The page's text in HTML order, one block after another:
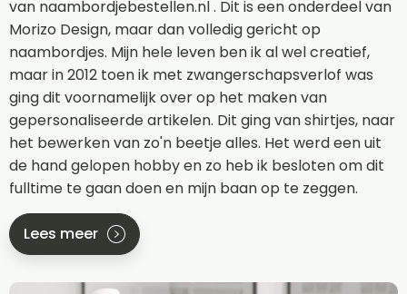
van naambordjebestellen.nl . Dit is een onderdeel van
Morizo Design, maar dan volledig gericht op
naambordjes. Mijn hele leven ben ik al wel creatief,
maar in 2012 toen ik met zwangerschapsverlof was
ging dit voornamelijk over op het maken van
gepersonaliseerde artikelen. Dit ging van shirtjes, naar
het bewerken van zo'n beetje alles. Het werd een uit
de hand gelopen hobby en zo heb ik besloten om dit
fulltime te gaan doen en mijn baan op te zeggen.
Lees meer